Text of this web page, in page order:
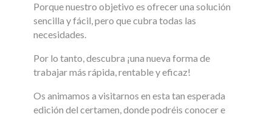
Porque nuestro objetivo es ofrecer una solución
sencilla y fácil, pero que cubra todas las
necesidades.
Por lo tanto, descubra ¡una nueva forma de
trabajar más rápida, rentable y eficaz!
Os animamos a visitarnos en esta tan esperada
edición del certamen, donde podréis conocer e